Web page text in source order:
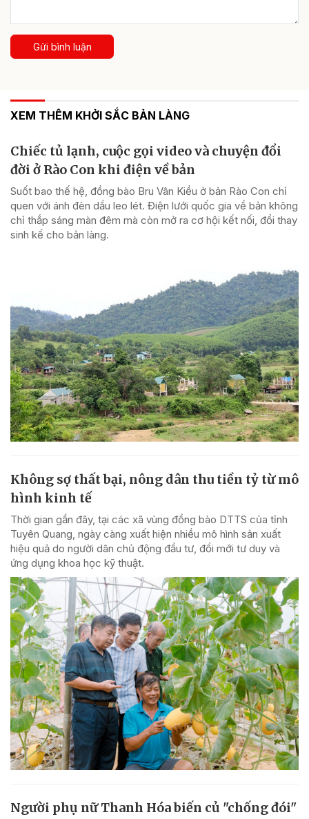
Gửi bình luận
XEM THÊM KHỞI SẮC BẢN LÀNG
Chiếc tủ lạnh, cuộc gọi video và chuyện đổi
đời ở Rào Con khi điện về bản
Suốt bao thế hệ, đồng bào Bru Vân Kiều ở bản Rào Con chỉ
quen với ánh đèn dầu leo lét. Điện lưới quốc gia về bản không
chỉ thắp sáng màn đêm mà còn mở ra cơ hội kết nối, đổi thay
sinh kế cho bản làng.
Không sợ thất bại, nông dân thu tiền tỷ từ mô
hình kinh tế
Thời gian gần đây, tại các xã vùng đồng bào DTTS của tỉnh
Tuyên Quang, ngày càng xuất hiện nhiều mô hình sản xuất
hiệu quả do người dân chủ động đầu tư, đổi mới tư duy và
ứng dụng khoa học kỹ thuật.
Người phụ nữ Thanh Hóa biến củ "chống đói"